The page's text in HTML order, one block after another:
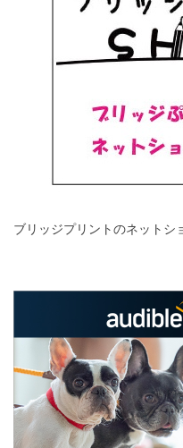
ブリッジプリントのネットシ